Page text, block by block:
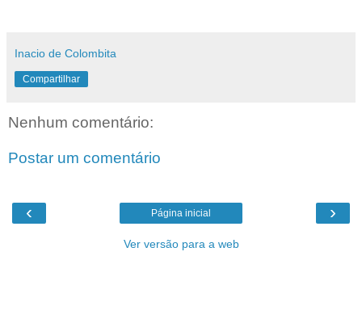
Inacio de Colombita
Compartilhar
Nenhum comentário:
Postar um comentário
‹ ›
Página inicial
Ver versão para a web